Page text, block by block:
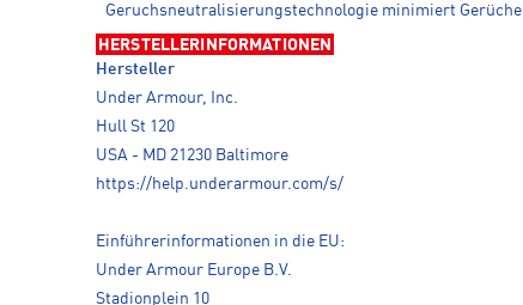
Geruchsneutralisierungstechnologie minimiert Gerüche
HERSTELLERINFORMATIONEN
Hersteller
Under Armour, Inc.
Hull St 120
USA - MD 21230 Baltimore
https://help.underarmour.com/s/
Einführerinformationen in die EU:
Under Armour Europe B.V.
Stadionplein 10